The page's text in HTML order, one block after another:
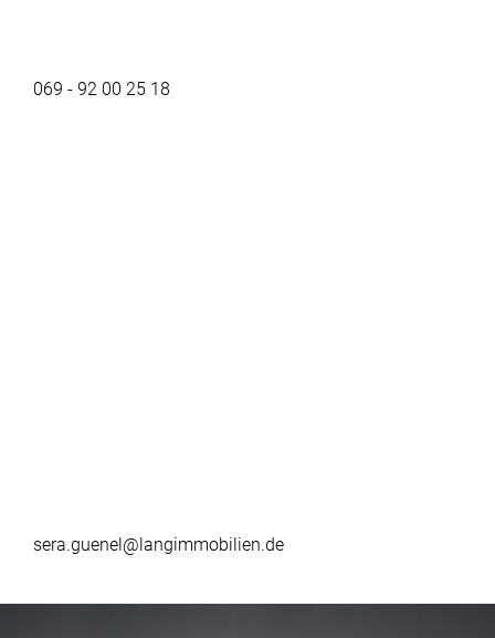
069 - 92 00 25 18
sera.guenel@langimmobilien.de